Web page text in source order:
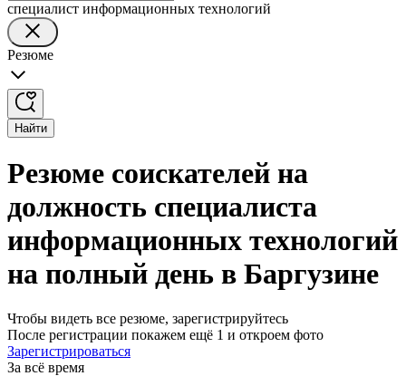
специалист информационных технологий
Резюме
Найти
Резюме соискателей на
должность специалиста
информационных технологий
на полный день в Баргузине
Чтобы видеть все резюме, зарегистрируйтесь
После регистрации покажем ещё 1 и откроем фото
Зарегистрироваться
За всё время